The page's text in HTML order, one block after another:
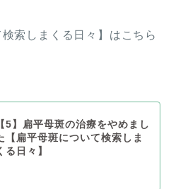
索しまくる日々】はこちら
【5】扁平母斑の治療をやめまし
【扁平母斑について検索しま
る日々】